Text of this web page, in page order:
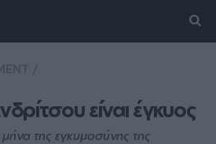
είναι έγκυος
της εγκυμοσύνης της